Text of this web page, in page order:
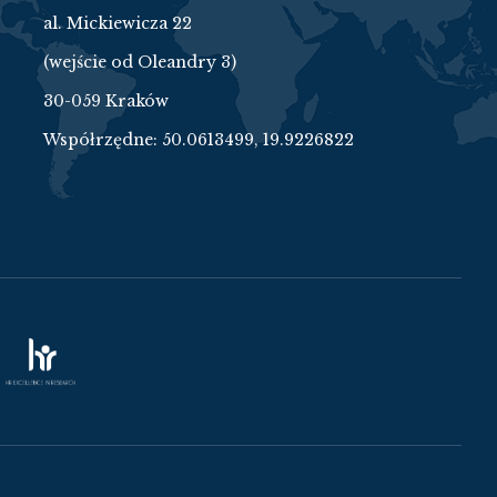
al. Mickiewicza 22
(wejście od Oleandry 3)
30-059 Kraków
Współrzędne: 50.0613499, 19.9226822